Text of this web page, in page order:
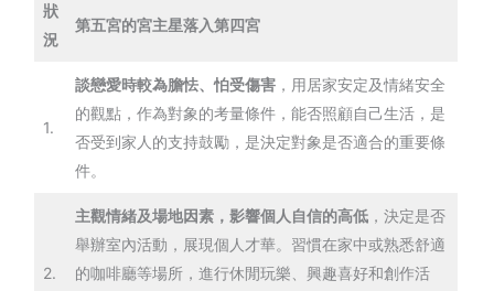
狀
況
第五宮的宮主星落入第四宮
1.
談戀愛時較為膽怯、怕受傷害 ，用居家安定及情緒安全
的觀點，作為對象的考量條件，能否照顧自己生活，是
否受到家人的支持鼓勵，是決定對象是否適合的重要條
件。
2.
主觀情緒及場地因素，影響個人自信的高低 ，決定是否
舉辦室內活動，展現個人才華。習慣在家中或熟悉舒適
的咖啡廳等場所，進行休閒玩樂、興趣喜好和創作活